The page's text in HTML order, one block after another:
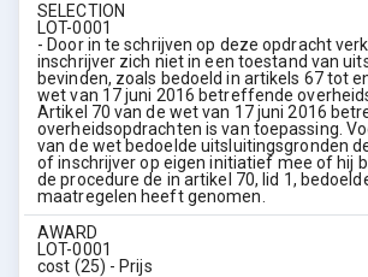
SELECTION
LOT-0001
- Door in te schrijven op deze opdracht
inschrijver zich niet in een toestand van
bevinden, zoals bedoeld in artikels 67 tot
wet van 17 juni 2016 betreffende
Artikel 70 van de wet van 17 juni 2016
overheidsopdrachten is van toepassing.
van de wet bedoelde uitsluitingsgronden
of inschrijver op eigen initiatief mee of hij
de procedure de in artikel 70, lid 1,
maatregelen heeft genomen.
AWARD
LOT-0001
cost (25) - Prijs